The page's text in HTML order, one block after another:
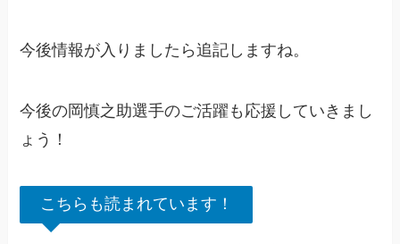
今後情報が入りましたら追記しますね。
今後の岡慎之助選手のご活躍も応援していきまし
ょう！
こちらも読まれています！